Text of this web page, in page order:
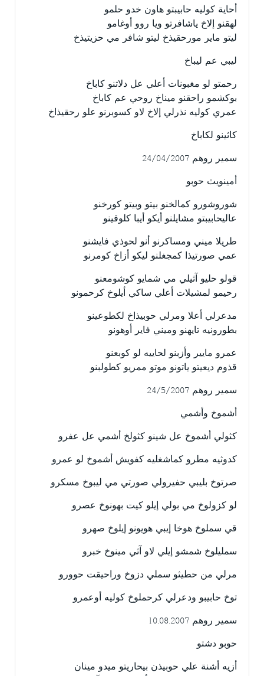
أحاية كوليه حابيبتو هاون خدو حلمو
لهقنو إلاخ ياشافرتو ويا روو أوغامو
ليتو ماير مورحقيذخ ليتو شافر مي حزيتيذخ
ليبي عم ليباخ
رحمتو لو مغبونات أعلي عل دلاتنو كاباخ
بوكشمو راحقنو ميناخ روحي عم كاباخ
عمري كوليه نذرلي إلاخ لاو كسوبرنو علو رحقيذاخ
كاثينو لكاباخ
سمير روهم 24/04/2007
أمينويث حوبو
شوروشورو كمالخنو بيتو وبيتو كورخنو
عاليحابيبتو مشايلنو أيكو أيبا كلوقينو
طريلا ميني ومساكرنو أنو لحوذي فايشنو
عمي صورتيذا كمجغلنو ليكو أزاخ كومرنو
قولو حليو آثيلي مي شمايو كوشومعنو
رحيمو لمشيلات أعلي ساكي أيلوخ كرحمونو
مدعرلي أعلا ومرلي حوبيذاخ لكطوعينو
بطورونيه تايهنو وميني فاير أوهونو
عمرو مايير وأزبنو لحاييه لو كوبعنو
قذوم ديعيتو ياتونو موتو ممريو كطولبنو
سمير روهم 24/5/2007
أشموخ وأشمي
كثولي أشموخ عل شينو كثولخ أشمي عل عفرو
كدوثيه مطرو كماشغليه كفويش أشموخ لو عمرو
صرتوخ بليبي حفيرولي صورتي مي ليبوخ مسكرو
لو كزولوخ مي بولي إيلو كيت بهونوخ عصرو
قي سملوخ هوخا إيبي هويونو إيلوخ صهرو
سمليلوخ شمشو إيلي لاو آثي مينوخ خبرو
مرلي من حطيثو سملي دزوخ وراحيقت حوورو
توخ حابيبو ودعرلي كرحملوخ كوليه أوعمرو
سمير روهم 10.08.2007
حوبو دشتو
أزيه أشنة علي حوبيذن بيحاريتو ميدو مينان